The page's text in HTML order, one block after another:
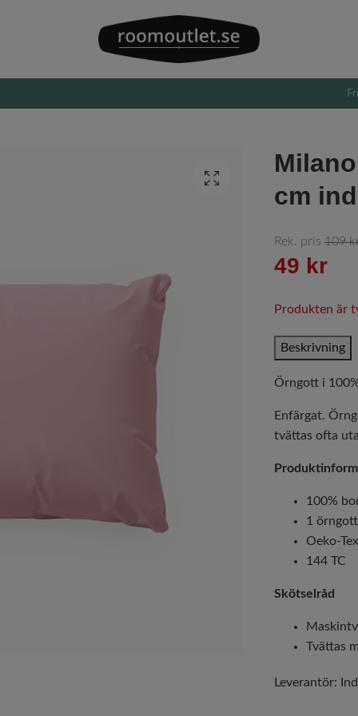
cm
Rek. pris 109
49 kr
Produkten är
Beskrivning
Örngott i
Enfärgat.
tvättas ofta
100%
1
Oeko-
144 TC
Skötselråd
Tvättas
Leverantör: